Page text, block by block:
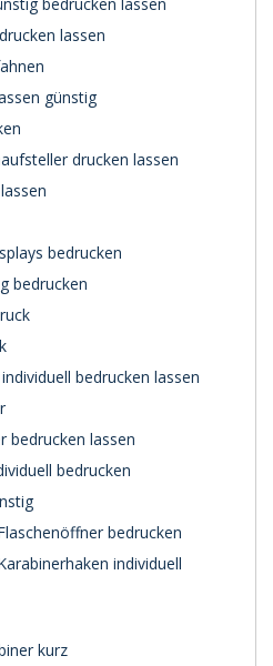
lassen
günstig
drucken lassen
bedrucken
bedrucken
bedrucken lassen
bedrucken lassen
bedrucken
bedrucken
individuell
kurz